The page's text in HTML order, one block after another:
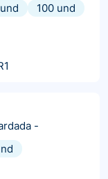
100 und
-